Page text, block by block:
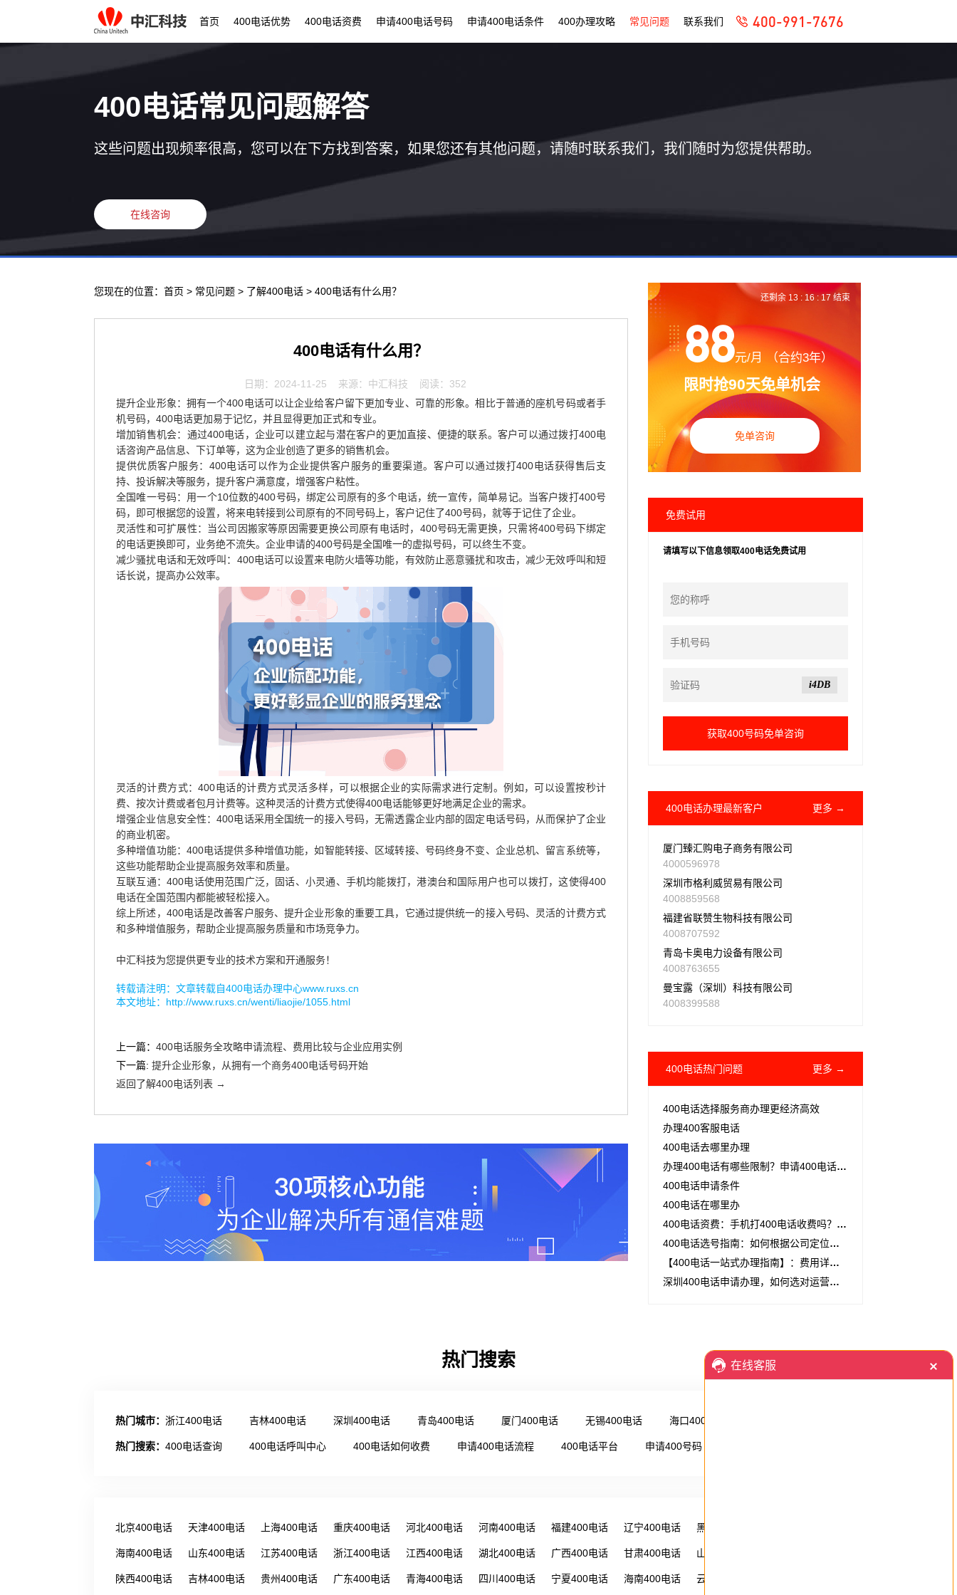
首页 400电话优势 400电话资费 申请400电话号码 申请400电话条件 400办理攻略 常见问题 联系我们 400-991-7676
400电话常见问题解答
这些问题出现频率很高，您可以在下方找到答案，如果您还有其他问题，请随时联系我们，我们随时为您提供帮助。
在线咨询
您现在的位置： 首页 > 常见问题 > 了解400电话 > 400电话有什么用？
400电话有什么用？
日期：2024-11-25 来源：中汇科技 阅读：352
提升企业形象：拥有一个400电话可以让企业给客户留下更加专业、可靠的形象。相比于普通的座机号码或者手
机号码，400电话更加易于记忆，并且显得更加正式和专业。
增加销售机会：通过400电话，企业可以建立起与潜在客户的更加直接、便捷的联系。客户可以通过拨打400电
话咨询产品信息、下订单等，这为企业创造了更多的销售机会。
提供优质客户服务：400电话可以作为企业提供客户服务的重要渠道。客户可以通过拨打400电话获得售后支
持、投诉解决等服务，提升客户满意度，增强客户粘性。
全国唯一号码：用一个10位数的400号码，绑定公司原有的多个电话，统一宣传，简单易记。当客户拨打400号
码，即可根据您的设置，将来电转接到公司原有的不同号码上，客户记住了400号码，就等于记住了企业。
灵活性和可扩展性：当公司因搬家等原因需要更换公司原有电话时，400号码无需更换，只需将400号码下绑定
的电话更换即可，业务绝不流失。企业申请的400号码是全国唯一的虚拟号码，可以终生不变。
减少骚扰电话和无效呼叫：400电话可以设置来电防火墙等功能，有效防止恶意骚扰和攻击，减少无效呼叫和短
话长说，提高办公效率。
灵活的计费方式：400电话的计费方式灵活多样，可以根据企业的实际需求进行定制。例如，可以设置按秒计
费、按次计费或者包月计费等。这种灵活的计费方式使得400电话能够更好地满足企业的需求。
增强企业信息安全性：400电话采用全国统一的接入号码，无需透露企业内部的固定电话号码，从而保护了企业
的商业机密。
多种增值功能：400电话提供多种增值功能，如智能转接、区域转接、号码终身不变、企业总机、留言系统等，
这些功能帮助企业提高服务效率和质量。
互联互通：400电话使用范围广泛，固话、小灵通、手机均能拨打，港澳台和国际用户也可以拨打，这使得400
电话在全国范围内都能被轻松接入。
综上所述，400电话是改善客户服务、提升企业形象的重要工具，它通过提供统一的接入号码、灵活的计费方式
和多种增值服务，帮助企业提高服务质量和市场竞争力。
中汇科技为您提供更专业的技术方案和开通服务！
转载请注明：文章转载自400电话办理中心www.ruxs.cn
本文地址： http://www.ruxs.cn/wenti/liaojie/1055.html
上一篇： 400电话服务全攻略申请流程、费用比较与企业应用实例
下一篇: 提升企业形象，从拥有一个商务400电话号码开始
返回了解400电话列表 →
88元/月 （合约3年）
限时抢90天免单机会
免单咨询
还剩余 13 : 16 :16 结束
免费试用
请填写以下信息领取400电话免费试用
i4DB
400电话办理最新客户 更多 →
厦门臻汇购电子商务有限公司
4000596978
深圳市格利威贸易有限公司
4008859568
福建省联赞生物科技有限公司
4008707592
青岛卡奥电力设备有限公司
4008763655
曼宝露（深圳）科技有限公司
4008399588
400电话热门问题 更多 →
400电话选择服务商办理更经济高效
办理400客服电话
400电话去哪里办理
办理400电话有哪些限制？申请400电话前先看清这个条件
400电话申请条件
400电话在哪里办
400电话资费：手机打400电话收费吗？400电话怎么收费多少钱？
400电话选号指南：如何根据公司定位与记忆度挑选最佳号码？
【400电话一站式办理指南】：费用详解、所需材料及高效选择策略
深圳400电话申请办理，如何选对运营商，轻松办理无忧通信
热门搜索
热门城市： 浙江400电话 吉林400电话 深圳400电话 青岛400电话 厦门400电话 无锡400电话 海口400电话
热门搜索： 400电话查询 400电话呼叫中心 400电话如何收费 申请400电话流程 400电话平台 申请400号码
北京400电话 天津400电话 上海400电话 重庆400电话 河北400电话 河南400电话 福建400电话 辽宁400电话 黑龙江400电话
海南400电话 山东400电话 江苏400电话 浙江400电话 江西400电话 湖北400电话 广西400电话 甘肃400电话 山西400电话
陕西400电话 吉林400电话 贵州400电话 广东400电话 青海400电话 四川400电话 宁夏400电话 海南400电话 云南400电话